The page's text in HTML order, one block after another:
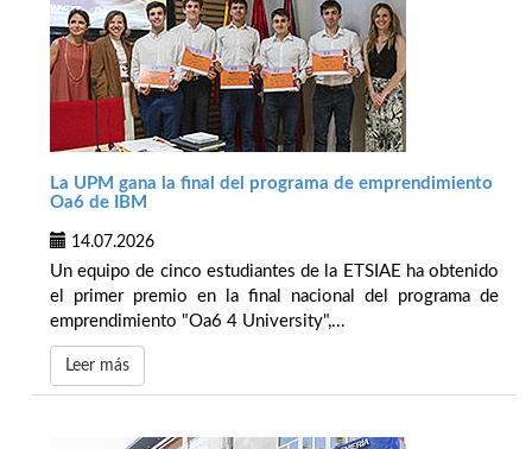
La UPM gana la final del programa de emprendimiento
Oa6 de IBM
14.07.2026
Un equipo de cinco estudiantes de la ETSIAE ha obtenido
el primer premio en la final nacional del programa de
emprendimiento "Oa6 4 University",...
Leer más